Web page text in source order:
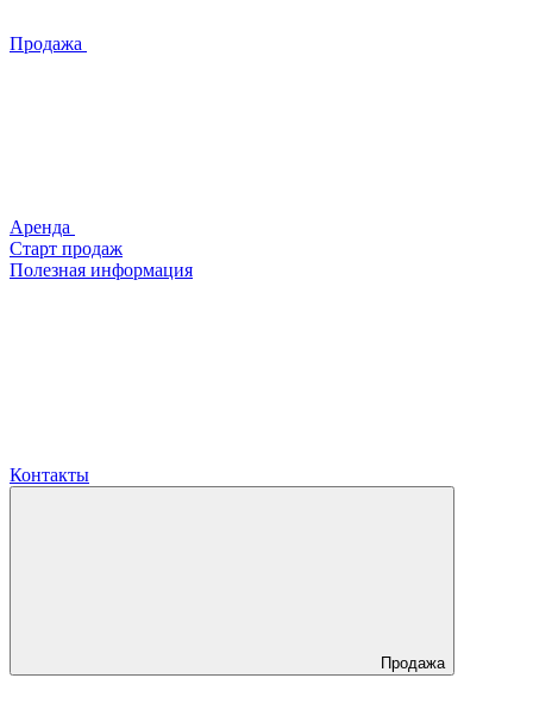
Продажа
Аренда
Старт продаж
Полезная информация
Контакты
Продажа